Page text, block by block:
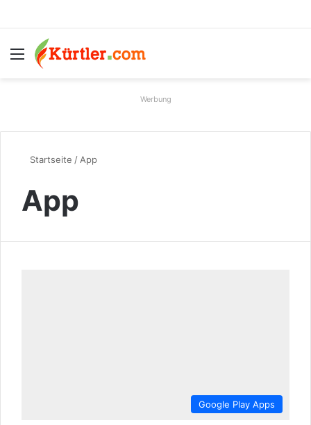
Menü
Werbung
Startseite / App
App
Google Play Apps